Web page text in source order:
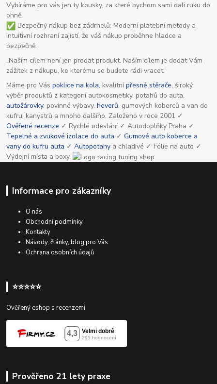
Vybíráme pro vás jen ty kousky, za které bychom sami dali ruku do
ohně.
Bezpečný nákup bez zádrhelů: Moderní platební metody a
intuitivní rozhraní zajistí, že váš nákup proběhne hladce a
bezpečně.
„Naším cílem není jen prodat produkt. Naším cílem je dodat Vám
zážitek z nákupu, ke kterému se budete rádi vracet.“
Máme pro Váspoklice na kola, kvalitnípřesné stěrače, široký
výběr produktů z kategorií autokosmetiky, potahů do auta,
autožárovky, povinné výbavy,heverů, gumových koberců a van do
kufru, kanystrů a mnoho dalšího. Založeno v roce 2001 ✓
Ověřené recenze ✓ Rychlé odeslání ✓ Autodoplňky Praha ✓
Tepelné a zvukové izolace do auta ✓Gumové auto koberce a
vany do kufru auta ✓Autopotahy a chladivé ✓ Fólie na auto ✓
Výdejní místa a boxy.
Informace pro zákazníky
O nás
Obchodní podmínky
Kontakty
Návody, články, blog pro Vás
Ochrana osobních údajů
⭐⭐⭐⭐⭐
Ověřený eshop s recenzemi
Prověřeno 21 lety praxe